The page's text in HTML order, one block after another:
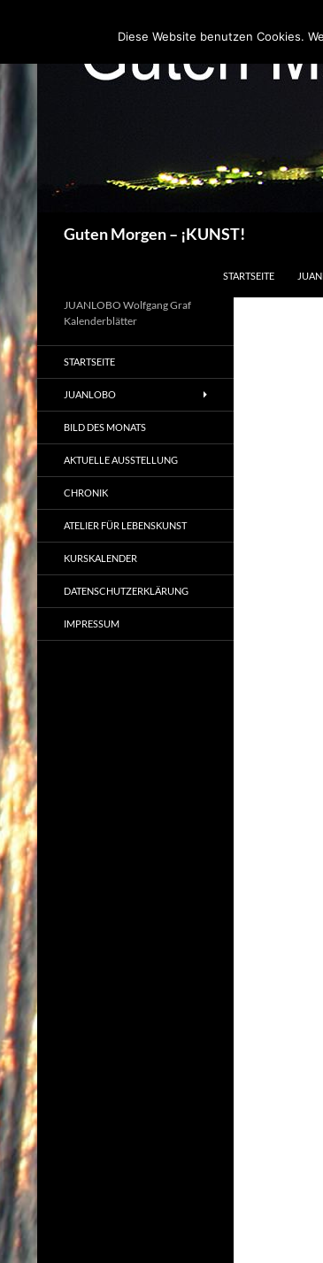
Guten Morgen – ¡KUNST!
STARTSEITE
JUANLOBO Wolfgang Graf
Kalenderblätter
STARTSEITE
JUANLOBO
BILD DES MONATS
AKTUELLE AUSSTELLUNG
CHRONIK
ATELIER FÜR LEBENSKUNST
KURSKALENDER
DATENSCHUTZERKLÄRUNG
IMPRESSUM
Diese Website benutzen Cookies.